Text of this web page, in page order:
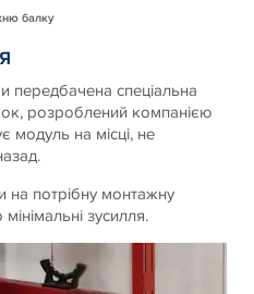
балку
спеціальна
розроблений компанією
модуль на місці, не
на потрібну монтажну
зусилля.